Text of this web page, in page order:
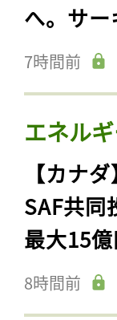
へ。サ
7時間前
エネル
【カナ
SAF共同
最大15
8時間前